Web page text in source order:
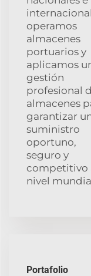
operamos
almacenes
portuarios y
aplicamos
gestión
profesional
almacenes
garantizar
suministro
oportuno,
seguro y
competitivo
nivel
Portafolio